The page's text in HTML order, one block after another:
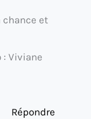
chance et
: Viviane
Répondre